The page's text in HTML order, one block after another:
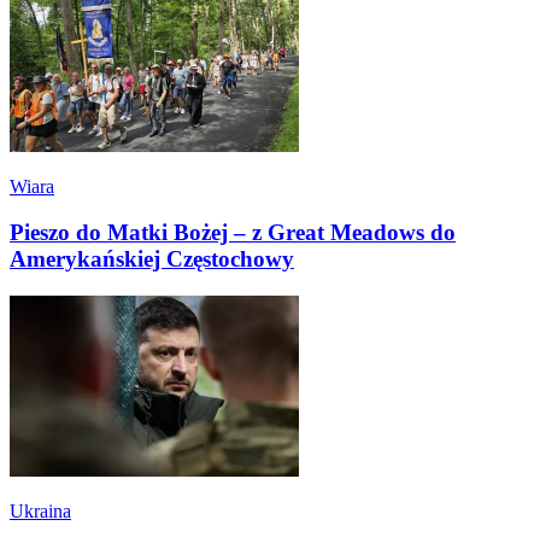
Wiara
Pieszo do Matki Bożej – z Great Meadows do
Amerykańskiej Częstochowy
Ukraina